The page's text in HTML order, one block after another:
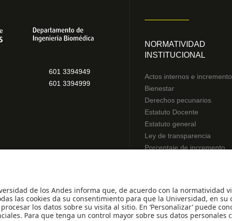
601 3394949
601 3394999
NORMATIVIDAD
INSTITUCIONAL
Actos internos e incremento
Bienestar
Derechos pecunarios
Estatuto Docente
Estatuto general
Ley de transparencia
Porcentaje de incremento